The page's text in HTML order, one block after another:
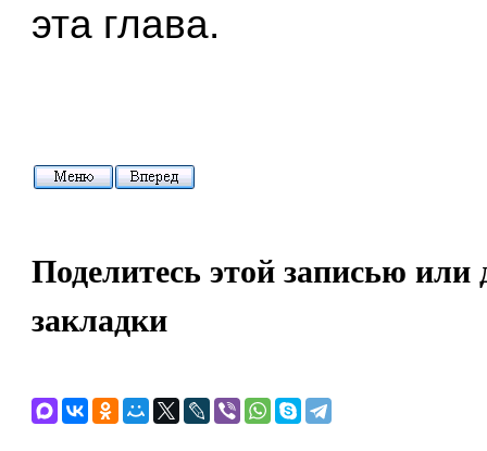
эта глава.
Поделитесь этой записью или
закладки